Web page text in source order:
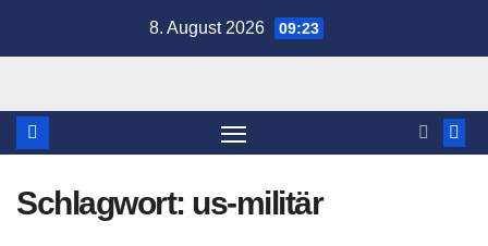
8. August 2026 09:23
Schlagwort: us-militär